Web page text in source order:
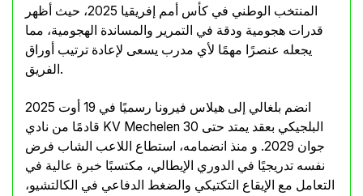
المنتخب الوطني في كأس أمم إفريقيا 2025، حيث أظهر
قدرات هجومية ودقة في التمرير والمساندة الهجومية، مما
يجعله عنصرًا مهمًا لأي مدرب يسعى لإعادة ترتيب أوراق
الفريق.
انضم بلغالي إلى هيلاس فيرونا رسميًا في 19 أوت 2025
قادمًا من نادي KV Mechelen البلجيكي بعقد يمتد حتى 30
جوان 2029. و منذ انضمامه، استطاع اللاعب الشاب فرض
نفسه تدريجيًا في الدوري الإيطالي، مكتسبًا خبرة عالية في
التعامل مع الإيقاع التكتيكي والضغط الدفاعي في الكالتشيو،